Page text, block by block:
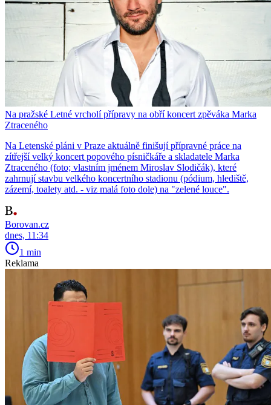
Na pražské Letné vrcholí přípravy na obří koncert zpěváka Marka
Ztraceného
Na Letenské pláni v Praze aktuálně finišují přípravné práce na
zítřejší velký koncert popového písničkáře a skladatele Marka
Ztraceného (foto; vlastním jménem Miroslav Slodičák), které
zahrnují stavbu velkého koncertního stadionu (pódium, hlediště,
zázemí, toalety atd. - viz malá foto dole) na "zelené louce".
Borovan.cz
dnes, 11:34
1 min
Reklama